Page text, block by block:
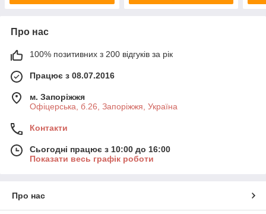
Про нас
100% позитивних з 200 відгуків за рік
Працює з 08.07.2016
м. Запоріжжя
Офіцерська, б.26, Запоріжжя, Україна
Контакти
Сьогодні працює з 10:00 до 16:00
Показати весь графік роботи
Про нас